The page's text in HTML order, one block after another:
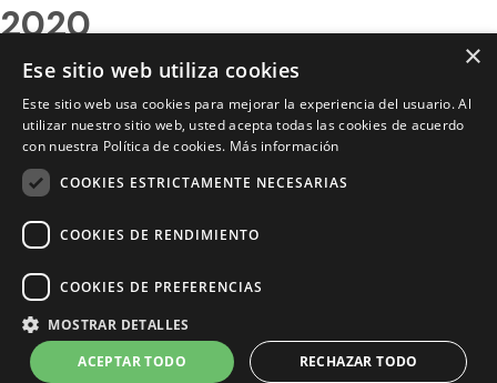
2020
2020
2020
2020
2020
2020
2020
×
Ese sitio web utiliza cookies
Este sitio web usa cookies para mejorar la experiencia del usuario. Al
utilizar nuestro sitio web, usted acepta todas las cookies de acuerdo
con nuestra Política de cookies. Más información
COOKIES ESTRICTAMENTE NECESARIAS
COOKIES DE RENDIMIENTO
COOKIES DE PREFERENCIAS
MOSTRAR DETALLES
ACEPTAR TODO
RECHAZAR TODO